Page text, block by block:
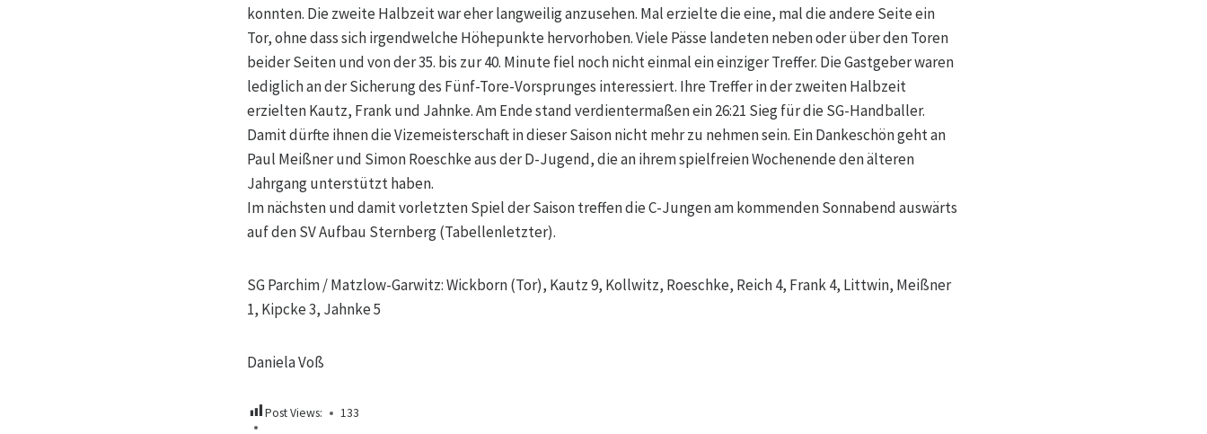
konnten. Die zweite Halbzeit war eher langweilig anzusehen. Mal erzielte die eine, mal die andere Seite ein
Tor, ohne dass sich irgendwelche Höhepunkte hervorhoben. Viele Pässe landeten neben oder über den Toren
beider Seiten und von der 35. bis zur 40. Minute fiel noch nicht einmal ein einziger Treffer. Die Gastgeber waren
lediglich an der Sicherung des Fünf-Tore-Vorsprunges interessiert. Ihre Treffer in der zweiten Halbzeit
erzielten Kautz, Frank und Jahnke. Am Ende stand verdientermaßen ein 26:21 Sieg für die SG-Handballer.
Damit dürfte ihnen die Vizemeisterschaft in dieser Saison nicht mehr zu nehmen sein. Ein Dankeschön geht an
Paul Meißner und Simon Roeschke aus der D-Jugend, die an ihrem spielfreien Wochenende den älteren
Jahrgang unterstützt haben.
Im nächsten und damit vorletzten Spiel der Saison treffen die C-Jungen am kommenden Sonnabend auswärts
auf den SV Aufbau Sternberg (Tabellenletzter).
SG Parchim / Matzlow-Garwitz: Wickborn (Tor), Kautz 9, Kollwitz, Roeschke, Reich 4, Frank 4, Littwin, Meißner
1, Kipcke 3, Jahnke 5
Daniela Voß
Post Views: 133